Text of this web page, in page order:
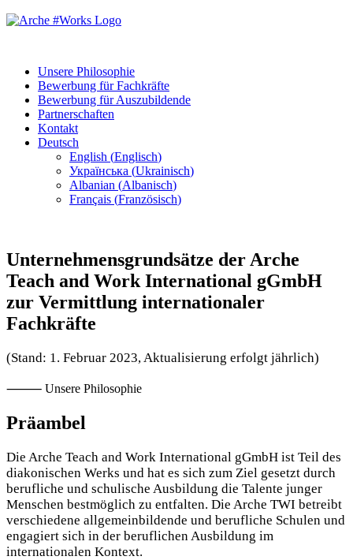
Unsere Philosophie
Bewerbung für Fachkräfte
Bewerbung für Auszubildende
Partnerschaften
Kontakt
Deutsch
English (Englisch)
Українська (Ukrainisch)
Albanian (Albanisch)
Français (Französisch)
Unternehmensgrundsätze der Arche
Teach and Work International gGmbH
zur Vermittlung internationaler
Fachkräfte
(Stand: 1. Februar 2023, Aktualisierung erfolgt jährlich)
⸻ Unsere Philosophie
Präambel
Die Arche Teach and Work International gGmbH ist Teil des
diakonischen Werks und hat es sich zum Ziel gesetzt durch
berufliche und schulische Ausbildung die Talente junger
Menschen bestmöglich zu entfalten. Die Arche TWI betreibt
verschiedene allgemeinbildende und berufliche Schulen und
engagiert sich in der beruflichen Ausbildung im
internationalen Kontext.